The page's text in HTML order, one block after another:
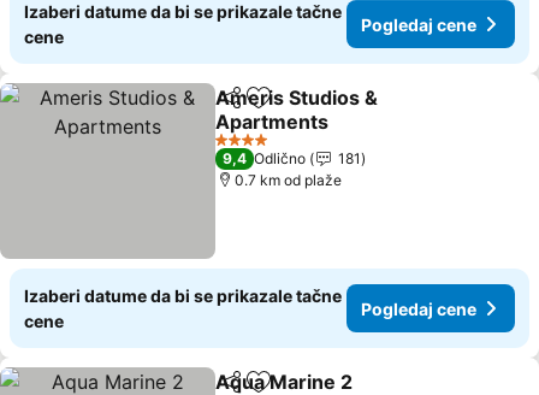
Izaberi datume da bi se prikazale tačne
cene
Pogledaj cene
Deli Dodati u favorite
Ameris Studios &
Apartments
Pogledaj cene
4 Zvezdice
9,4 Odlično
181
0.7 km od plaže
Izaberi datume da bi se prikazale tačne
cene
Pogledaj cene
Aqua Marine 2